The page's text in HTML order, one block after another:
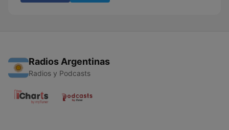
Radios Argentinas
Radios y Podcasts